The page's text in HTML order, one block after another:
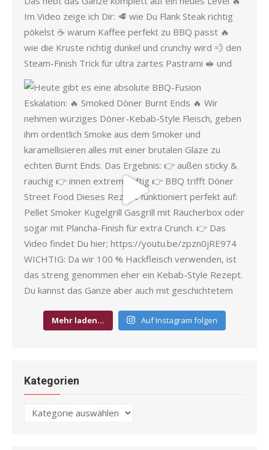
Mehr laden… Auf Instagram folgen
Kategorien
Kategorien